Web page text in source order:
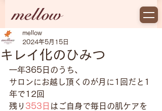
キレイ化のひみつ
mellow
2024年5月15日
一年365日のうち、
サロンにお越し頂くのが月に1回だと1
年で12回
残り 353日 はご自身で毎日の肌ケアを